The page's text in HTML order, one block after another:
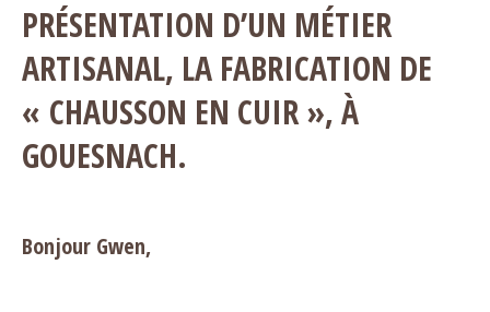
PRÉSENTATION D’UN MÉTIER
ARTISANAL, LA FABRICATION DE
« CHAUSSON EN CUIR », À
GOUESNACH.
Bonjour Gwen,